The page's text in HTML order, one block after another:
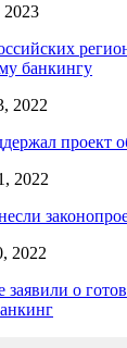
банкингу
2022
проект
2022
2022
заявили о